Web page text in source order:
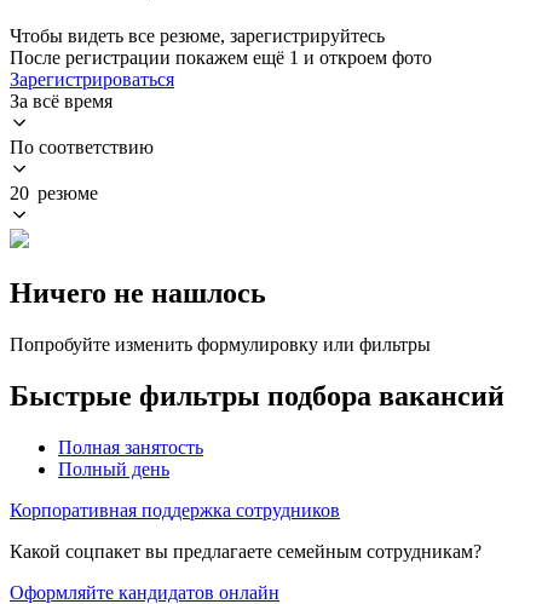
Чтобы видеть все резюме, зарегистрируйтесь
После регистрации покажем ещё 1 и откроем фото
Зарегистрироваться
За всё время
По соответствию
20 резюме
Ничего не нашлось
Попробуйте изменить формулировку или фильтры
Быстрые фильтры подбора вакансий
Полная занятость
Полный день
Корпоративная поддержка сотрудников
Какой соцпакет вы предлагаете семейным сотрудникам?
Оформляйте кандидатов онлайн